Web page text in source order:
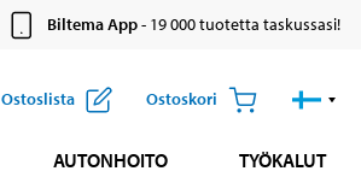
Biltema App- 19 000 tuotetta taskussasi!
Ostoslista Ostoskori
AUTONHOITO TYÖKALUT